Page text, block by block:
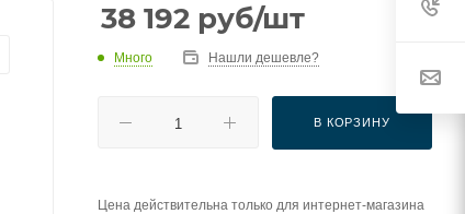
38 192 руб/шт
Много Нашли дешевле?
В КОРЗИНУ
Цена действительна только для интернет-магазина